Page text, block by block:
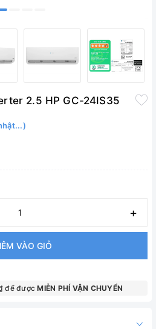
2.5 HP GC-24IS35
+
VÀO GIỎ
để đượcMIỄN PHÍ VẬN CHUYỂN